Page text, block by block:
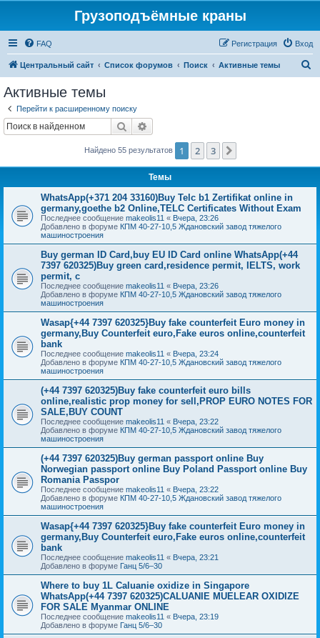
Грузоподъёмные краны
FAQ Вход
Регистрация
Центральный сайт Список форумов Поиск Активные темы
Активные темы
Перейти к расширенному поиску
Поиск
Найдено 55 результатов 1 2 3
Темы
WhatsApp(+371 204 33160)Buy Telc b1 Zertifikat online in
germany,goethe b2 Online,TELC Certificates Without Exam
Последнее сообщение makeolis11 « Вчера, 23:26
Добавлено в форуме КПМ 40-27-10,5 Ждановский завод тяжелого
машиностроения
Buy german ID Card,buy EU ID Card online WhatsApp(+44
7397 620325)Buy green card,residence permit, IELTS, work
permit, c
Последнее сообщение makeolis11 « Вчера, 23:26
Добавлено в форуме КПМ 40-27-10,5 Ждановский завод тяжелого
машиностроения
Wasap{+44 7397 620325}Buy fake counterfeit Euro money in
germany,Buy Counterfeit euro,Fake euros online,counterfeit
bank
Последнее сообщение makeolis11 « Вчера, 23:24
Добавлено в форуме КПМ 40-27-10,5 Ждановский завод тяжелого
машиностроения
(+44 7397 620325)Buy fake counterfeit euro bills
online,realistic prop money for sell,PROP EURO NOTES FOR
SALE,BUY COUNT
Последнее сообщение makeolis11 « Вчера, 23:22
Добавлено в форуме КПМ 40-27-10,5 Ждановский завод тяжелого
машиностроения
(+44 7397 620325)Buy german passport online Buy
Norwegian passport online Buy Poland Passport online Buy
Romania Passpor
Последнее сообщение makeolis11 « Вчера, 23:22
Добавлено в форуме КПМ 40-27-10,5 Ждановский завод тяжелого
машиностроения
Wasap{+44 7397 620325}Buy fake counterfeit Euro money in
germany,Buy Counterfeit euro,Fake euros online,counterfeit
bank
Последнее сообщение makeolis11 « Вчера, 23:21
Добавлено в форуме Ганц 5/6–30
Where to buy 1L Caluanie oxidize in Singapore
WhatsApp(+44 7397 620325)CALUANIE MUELEAR OXIDIZE
FOR SALE Myanmar ONLINE
Последнее сообщение makeolis11 « Вчера, 23:19
Добавлено в форуме Ганц 5/6–30